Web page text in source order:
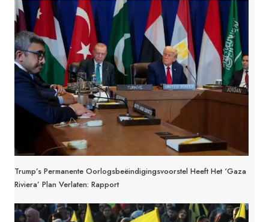
USA
STIJGT
Trump’s Permanente Oorlogsbeëindigingsvoorstel Heeft Het ‘Gaza
Riviera’ Plan Verlaten: Rapport